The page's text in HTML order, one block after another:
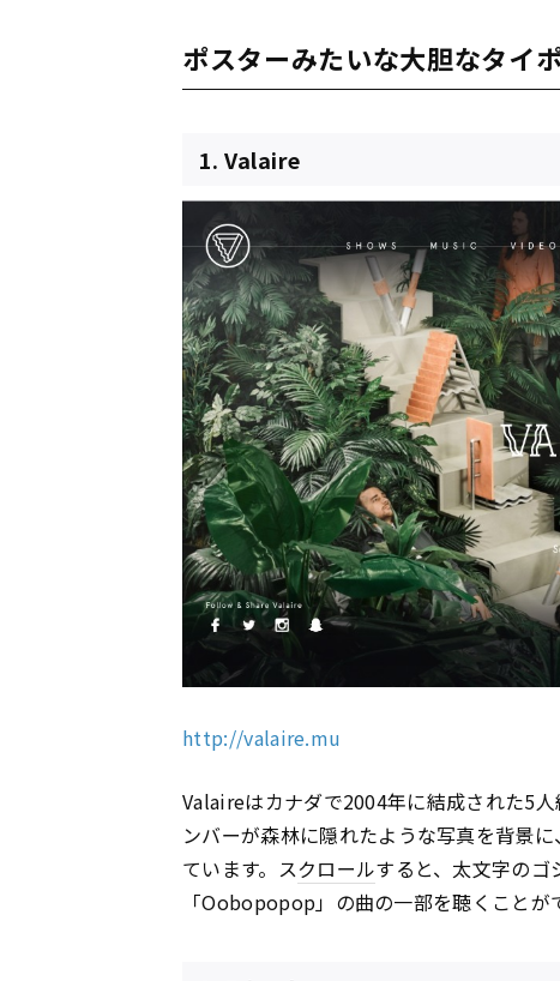
ポスターみたいな大胆なタイ
1. Valaire
http://valaire.mu
Valaireはカナダで2004年に結成された5
ンバーが森林に隠れたような写真を背景
ています。スクロールすると、太文字のゴ
「Oobopopop」の曲の一部を聴くことが